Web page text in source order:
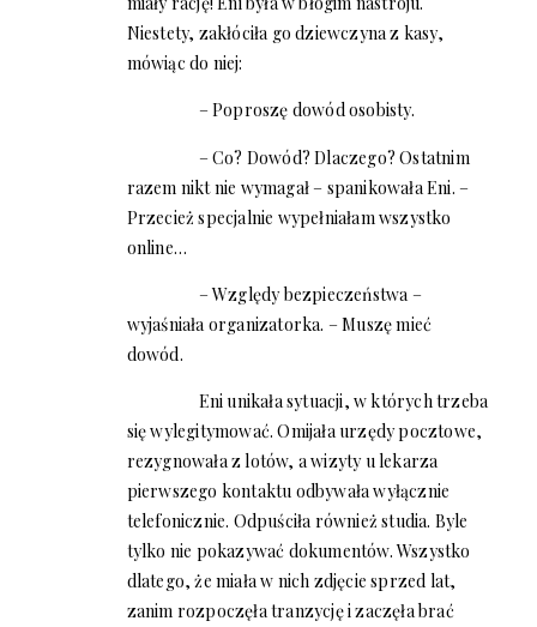
Niestety, zakłóciła go dziewczyna z kasy,
mówiąc do niej:
– Poproszę dowód osobisty.
– Co? Dowód? Dlaczego? Ostatnim
razem nikt nie wymagał – spanikowała Eni. –
Przecież specjalnie wypełniałam wszystko
online…
– Względy bezpieczeństwa –
wyjaśniała organizatorka. – Muszę mieć
dowód.
Eni unikała sytuacji, w których trzeba
się wylegitymować. Omijała urzędy pocztowe,
rezygnowała z lotów, a wizyty u lekarza
pierwszego kontaktu odbywała wyłącznie
telefonicznie. Odpuściła również studia. Byle
tylko nie pokazywać dokumentów. Wszystko
dlatego, że miała w nich zdjęcie sprzed lat,
zanim rozpoczęła tranzycję i zaczęła brać